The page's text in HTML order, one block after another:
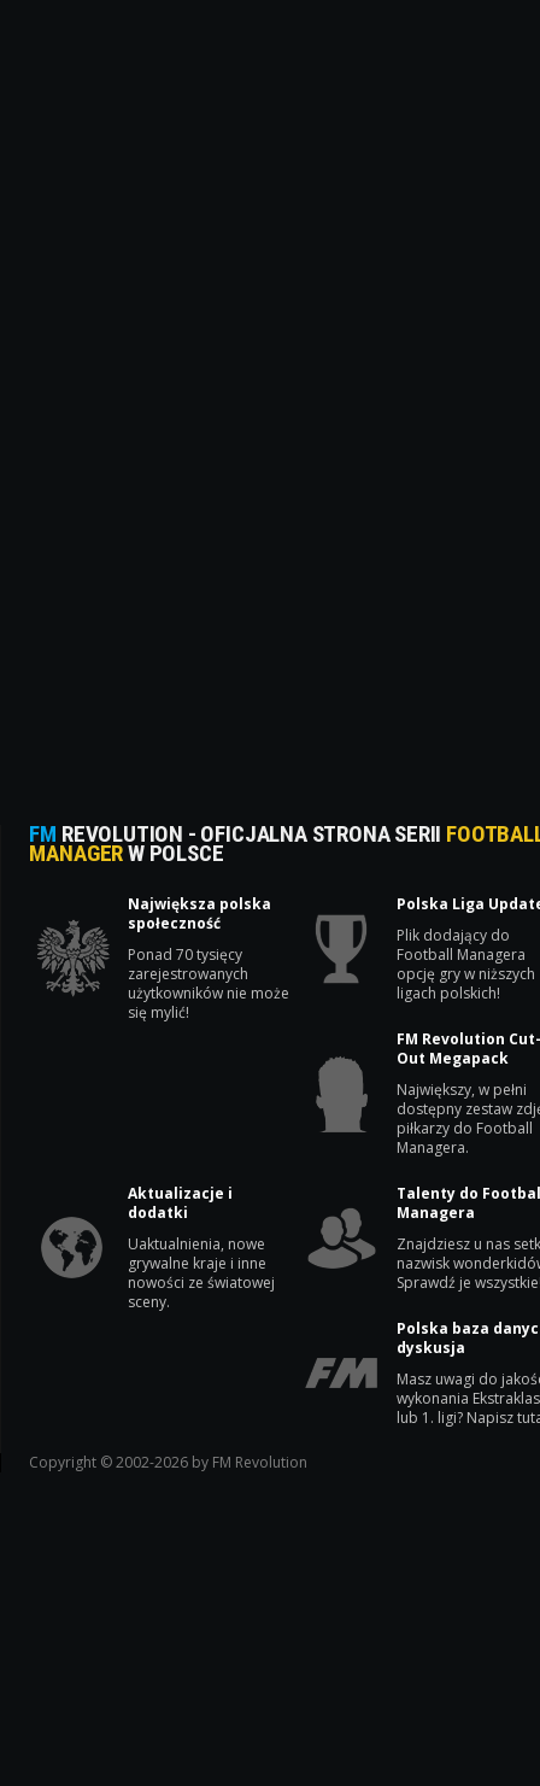
FM REVOLUTION - OFICJALNA STRONA SERII
MANAGERW POLSCE
Największa polska
społeczność
Ponad 70 tysięcy
zarejestrowanych
użytkowników nie może
się mylić!
Polska Liga
Plik dodający do
Football Managera
opcję gry w niższych
ligach polskich!
FM Revolution
Out Megapack
Największy, w pełni
dostępny zestaw
piłkarzy do Football
Managera.
Aktualizacje i
dodatki
Uaktualnienia, nowe
grywalne kraje i inne
nowości ze światowej
sceny.
Talenty do
Managera
Znajdziesz u nas
nazwisk
Sprawdź je
Polska baza
dyskusja
Masz uwagi do
wykonania
lub 1. ligi? Napisz
Copyright © 2002-2026 by FM Revolution